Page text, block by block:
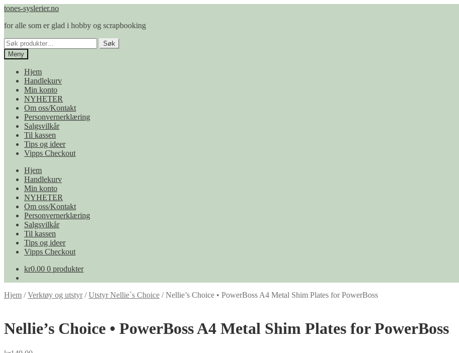
Hopp
navigasjon
Hopp
innhold
tones-syslerier.no
for alle som er glad i hobby og scrapbooking
Søk
etter:
Søk
Meny
Hjem
Handlekurv
Min konto
NYHETER
Om oss/Kontakt
Personvernerklæring
Salgsvilkår
Til kassen
Tips og ideer
Vipps Checkout
Hjem
Handlekurv
Min konto
NYHETER
Om oss/Kontakt
Personvernerklæring
Salgsvilkår
Til kassen
Tips og ideer
Vipps Checkout
kr0.00 0 produkter
Hjem /Verktøy og utstyr/Utstyr Nellie`s Choice /Nellie’s Choice • PowerBoss A4 Metal Shim Plates for PowerBoss
Nellie’s Choice • PowerBoss A4 Metal Shim Plates for PowerBoss